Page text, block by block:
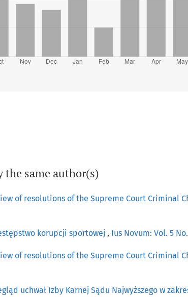
the same author(s)
of resolutions of the Supreme Court Criminal
korupcji sportowej , Ius Novum: Vol. 5
of resolutions of the Supreme Court Criminal
uchwał Izby Karnej Sądu Najwyższego w